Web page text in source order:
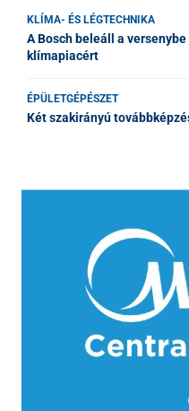
KLÍMA- ÉS LÉGTECHNIKA
A Bosch beleáll a
klímapiacért
ÉPÜLETGÉPÉSZET
Két szakirányú